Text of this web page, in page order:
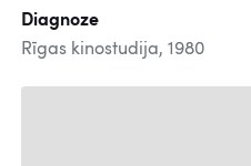
Diagnoze
Rīgas kinostudija, 1980